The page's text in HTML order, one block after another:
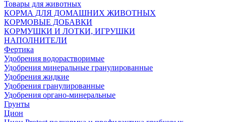
Товары для животных
КОРМА ДЛЯ ДОМАШНИХ ЖИВОТНЫХ
КОРМОВЫЕ ДОБАВКИ
КОРМУШКИ И ЛОТКИ, ИГРУШКИ
НАПОЛНИТЕЛИ
Фертика
Удобрения водорастворимые
Удобрения минеральные гранулированные
Удобрения жидкие
Удобрения гранулированные
Удобрения органо-минеральные
Грунты
Цион